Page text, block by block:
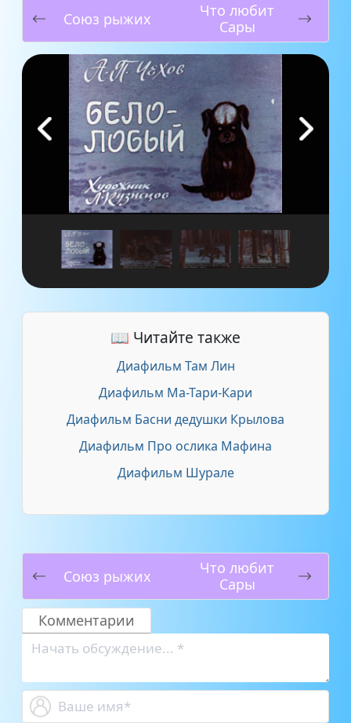
Союз рыжих
Что любит
Сары
📖 Читайте также
Диафильм Там Лин
Диафильм Ма-Тари-Кари
Диафильм Басни дедушки Крылова
Диафильм Про ослика Мафина
Диафильм Шурале
Союз рыжих
Что любит
Сары
Комментарии